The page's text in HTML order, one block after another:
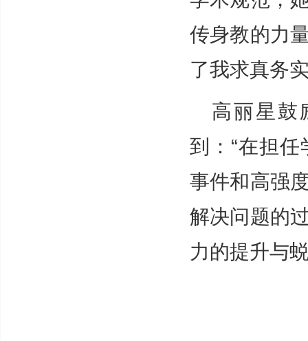
传身教的力
了我求真务
高丽星鼓
到：“在担
事件和高强
解决问题的
力的提升与